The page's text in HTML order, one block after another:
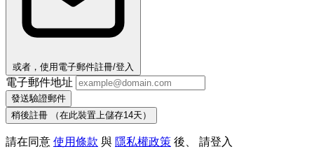
或者，使用電子郵件註冊/登入
電子郵件地址
發送驗證郵件
稍後註冊
（在此裝置上儲存14天）
請在同意 使用條款 與 隱私權政策 後、 請登入